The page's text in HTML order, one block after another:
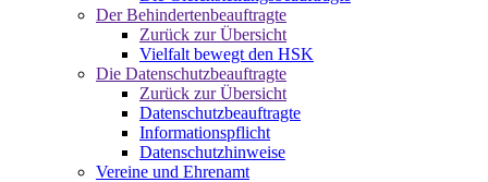
Der Behindertenbeauftragte
Zurück zur Übersicht
Vielfalt bewegt den HSK
Die Datenschutzbeauftragte
Zurück zur Übersicht
Datenschutzbeauftragte
Informationspflicht
Datenschutzhinweise
Vereine und Ehrenamt